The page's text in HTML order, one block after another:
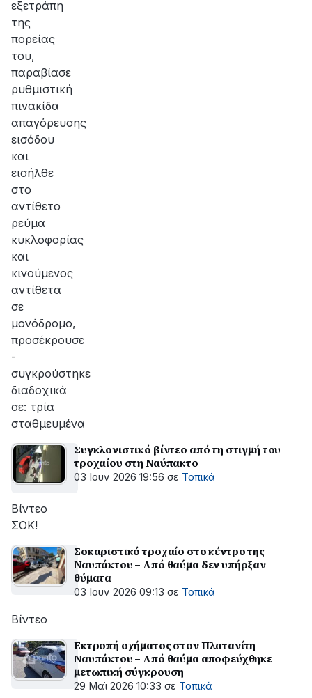
εξετράπη
της
πορείας
του,
παραβίασε
ρυθμιστική
πινακίδα
απαγόρευσης
εισόδου
και
εισήλθε
στο
αντίθετο
ρεύμα
κυκλοφορίας
και
κινούμενος
αντίθετα
σε
μονόδρομο,
προσέκρουσε
-
συγκρούστηκε
διαδοχικά
σε: τρία
σταθμευμένα
Συγκλονιστικό βίντεο από τη στιγμή του
τροχαίου στη Ναύπακτο
03 Ιουν 2026 19:56 σε Τοπικά
Βίντεο
ΣΟΚ!
Σοκαριστικό τροχαίο στο κέντρο της
Ναυπάκτου – Από θαύμα δεν υπήρξαν
θύματα
03 Ιουν 2026 09:13 σε Τοπικά
Βίντεο
Εκτροπή οχήματος στον Πλατανίτη
Ναυπάκτου – Από θαύμα αποφεύχθηκε
μετωπική σύγκρουση
29 Μαϊ 2026 10:33 σε Τοπικά